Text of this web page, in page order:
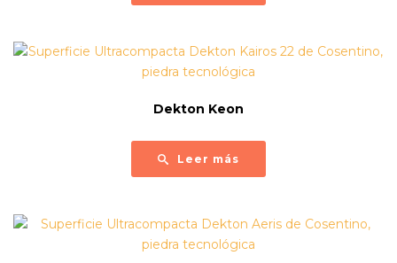
Dekton Keon
Leer más